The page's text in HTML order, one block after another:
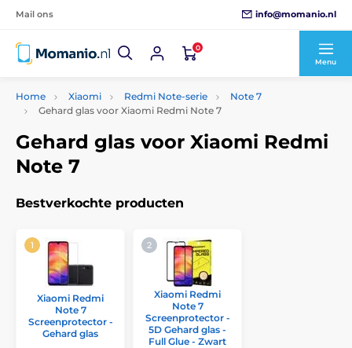
Mail ons info@momanio.nl
0
Menu
Home Xiaomi Redmi Note-serie
Note 7
Gehard glas voor Xiaomi Redmi Note 7
Gehard glas voor Xiaomi Redmi
Note 7
Bestverkochte producten
Xiaomi Redmi
Note 7
Screenprotector -
Gehard glas
Xiaomi Redmi
Note 7
Screenprotector -
5D Gehard glas -
Full Glue - Zwart